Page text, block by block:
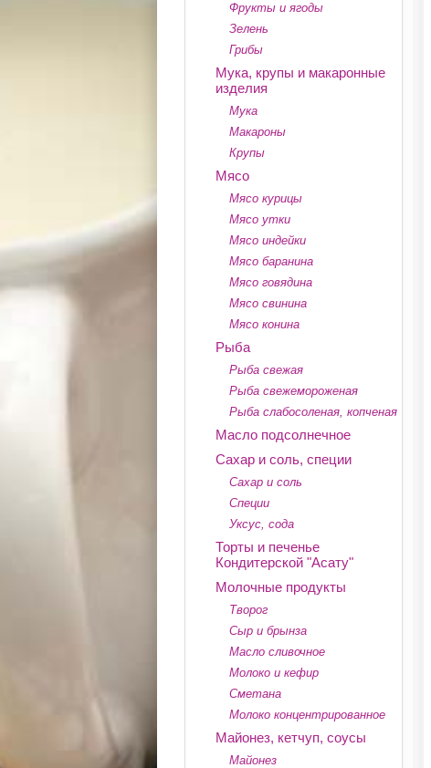
Фрукты и ягоды
Зелень
Грибы
Мука, крупы и макаронные
изделия
Мука
Макароны
Крупы
Мясо
Мясо курицы
Мясо утки
Мясо индейки
Мясо баранина
Мясо говядина
Мясо свинина
Мясо конина
Рыба
Рыба свежая
Рыба свежемороженая
Рыба слабосоленая, копченая
Масло подсолнечное
Сахар и соль, специи
Сахар и соль
Специи
Уксус, сода
Торты и печенье
Кондитерской "Асату"
Молочные продукты
Творог
Сыр и брынза
Масло сливочное
Молоко и кефир
Сметана
Молоко концентрированное
Майонез, кетчуп, соусы
Майонез